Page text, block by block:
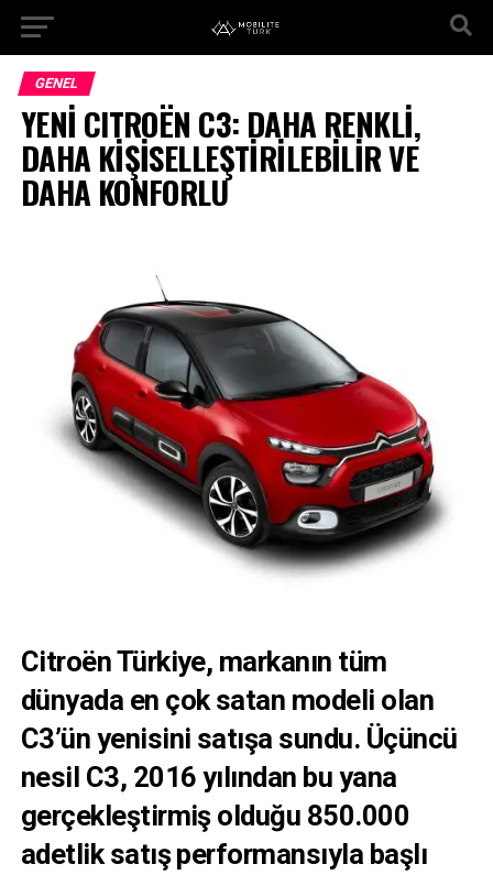
GENEL
YENİ CITROËN C3: DAHA RENKLİ,
DAHA KİŞİSELLEŞTİRİLEBİLİR VE
DAHA KONFORLU
Citroën Türkiye, markanın tüm
dünyada en çok satan modeli olan
C3’ün yenisini satışa sundu. Üçüncü
nesil C3, 2016 yılından bu yana
gerçekleştirmiş olduğu 850.000
adetlik satış performansıyla başlı